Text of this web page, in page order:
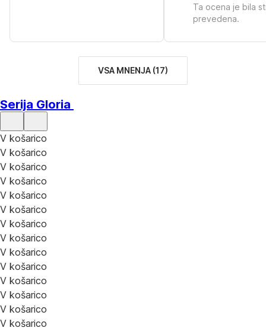
Ta ocena je bila
prevedena.
VSA MNENJA (17)
Serija Gloria
V košarico
V košarico
V košarico
V košarico
V košarico
V košarico
V košarico
V košarico
V košarico
V košarico
V košarico
V košarico
V košarico
V košarico